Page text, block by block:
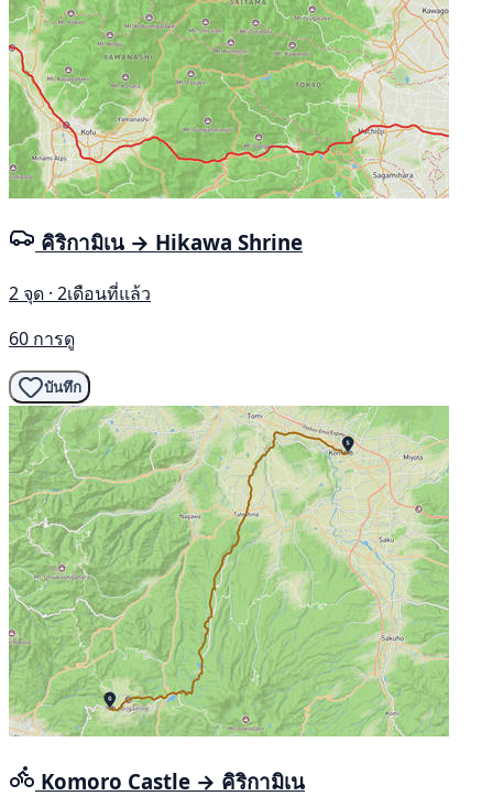
คิริกามิเน → Hikawa Shrine
2 จุด · 2เดือนที่แล้ว
60 การดู
บันทึก
Komoro Castle → คิริกามิเน